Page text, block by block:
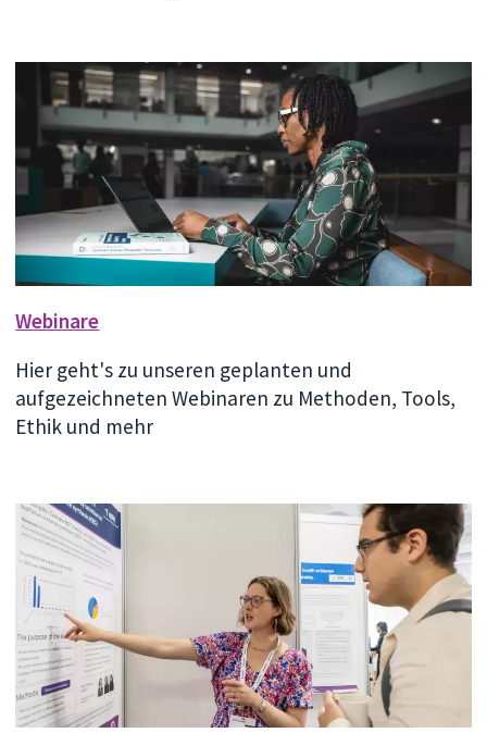
Webinare
Hier geht's zu unseren geplanten und
aufgezeichneten Webinaren zu Methoden, Tools,
Ethik und mehr